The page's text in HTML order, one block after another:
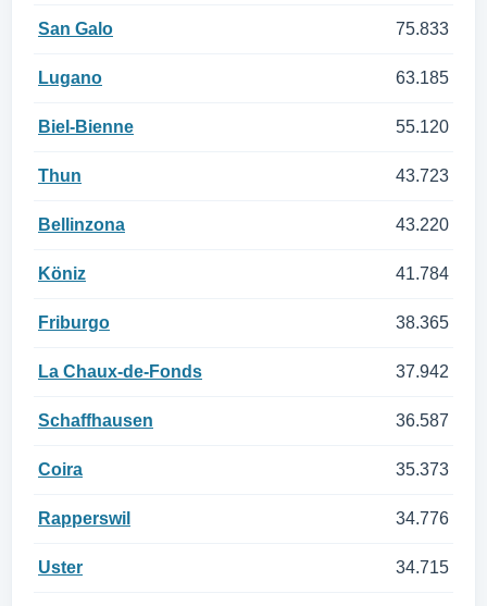
San Galo 75.833
Lugano 63.185
Biel-Bienne 55.120
Thun 43.723
Bellinzona 43.220
Köniz 41.784
Friburgo 38.365
La Chaux-de-Fonds 37.942
Schaffhausen 36.587
Coira 35.373
Rapperswil 34.776
Uster 34.715